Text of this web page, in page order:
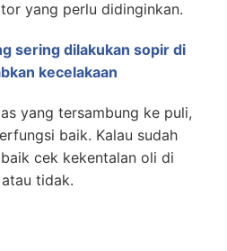
yang perlu didinginkan.
sering dilakukan sopir di
kecelakaan
yang tersambung ke puli,
baik. Kalau sudah
cek kekentalan oli di
tidak.